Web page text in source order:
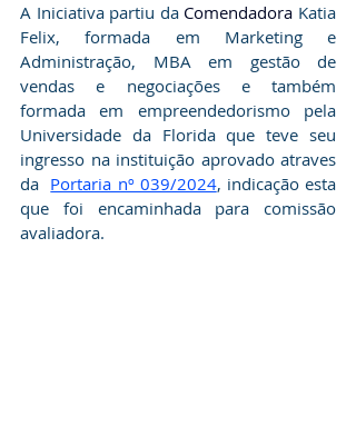
A Iniciativa partiu da Comendadora Katia
Felix, formada em Marketing e
Administração, MBA em gestão de
vendas e negociações e também
formada em empreendedorismo pela
Universidade da Florida que teve seu
ingresso na instituição aprovado atraves
da Portaria nº 039/2024, indicação esta
que foi encaminhada para comissão
avaliadora.